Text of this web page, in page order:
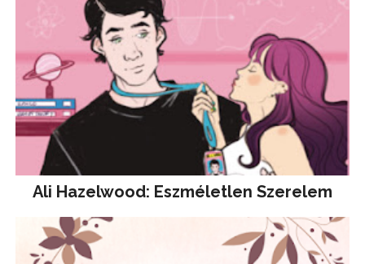
Ali Hazelwood: Eszméletlen Szerelem